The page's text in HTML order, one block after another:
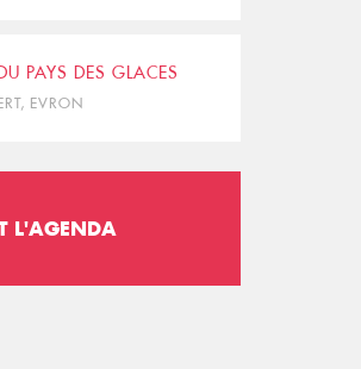
PAYS DES GLACES
EVRON
L'AGENDA